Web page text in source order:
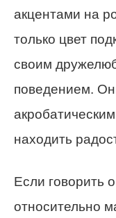
акцентами на
только цвет
своим
поведением.
находить
Если говорить
относительно